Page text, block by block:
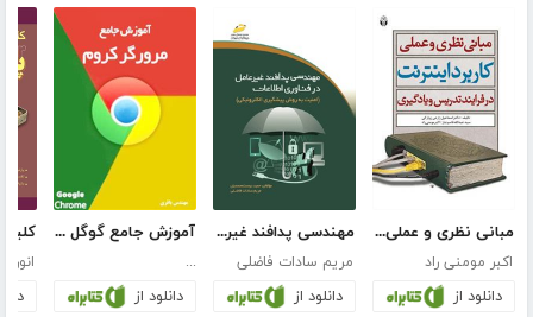
مبانی نظری و عملی کاربرد اینترنت در فرآیند تدریس و یادگیری
اکبر مومنی راد
دانلود از
مهندسی پدافند غیرعامل در فناوری اطلاعات
مریم سادات فاضلی
دانلود از
آموزش جامع گوگل کروم
...
دانلود از
انور